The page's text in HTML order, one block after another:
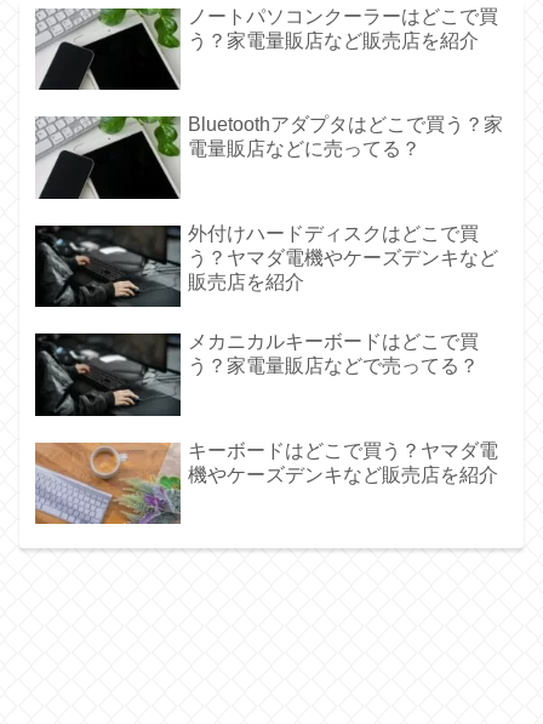
ノートパソコンクーラーはどこで買
う？家電量販店など販売店を紹介
Bluetoothアダプタはどこで買う？家
電量販店などに売ってる？
外付けハードディスクはどこで買
う？ヤマダ電機やケーズデンキなど
販売店を紹介
メカニカルキーボードはどこで買
う？家電量販店などで売ってる？
キーボードはどこで買う？ヤマダ電
機やケーズデンキなど販売店を紹介